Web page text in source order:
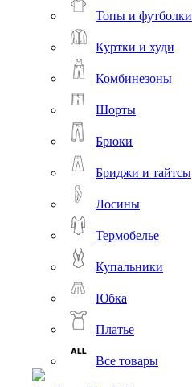
Топы и футболки
Куртки и худи
Комбинезоны
Шорты
Брюки
Бриджи и тайтсы
Лосины
Термобелье
Купальники
Юбка
Платье
Все товары